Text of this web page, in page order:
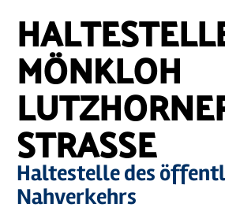
MÖNKLOH
STRASSE
Haltestelle des
Nahverkehrs